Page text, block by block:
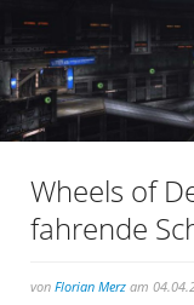
Wheels of
fahrende
von Florian Merz am